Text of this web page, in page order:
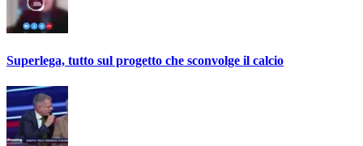
Superlega, tutto sul progetto che sconvolge il calcio